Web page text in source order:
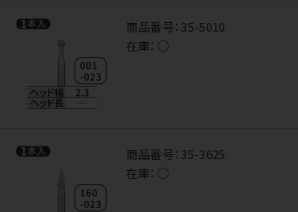
商品番号： 35-5010
在庫： ○
商品番号： 35-3625
在庫： ○